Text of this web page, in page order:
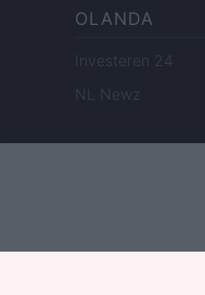
OLANDA
Investeren 24
NL Newz